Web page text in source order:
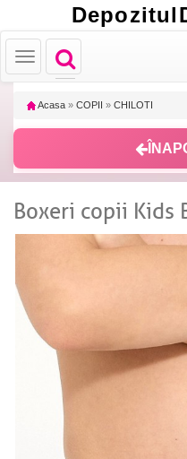
Toggle
navigation
Toggle
navigation
Acasa » COPII » CHILOTI
Boxeri copii Kids